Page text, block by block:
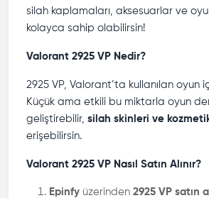
silah kaplamaları, aksesuarlar ve
kolayca sahip olabilirsin!
Valorant 2925 VP Nedir?
2925 VP, Valorant’ta kullanılan oyun
Küçük ama etkili bu miktarla oyun
geliştirebilir, silah skinleri ve
erişebilirsin.
Valorant 2925 VP Nasıl Satın Alınır?
Epinfy üzerinden 2925 VP satın al